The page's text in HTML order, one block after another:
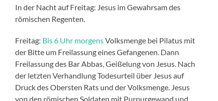
In der Nacht auf Freitag: Jesus im Gewahrsam des
römischen Regenten.
Freitag: Bis 6 Uhr morgensVolksmenge bei Pilatus mit
der Bitte um Freilassung eines Gefangenen. Dann
Freilassung des Bar Abbas, Geißelung von Jesus. Nach
der letzten Verhandlung Todesurteil über Jesus auf
Druck des Obersten Rats und der Volksmenge. Jesus
von den römischen Soldaten mit Purpurgewand und